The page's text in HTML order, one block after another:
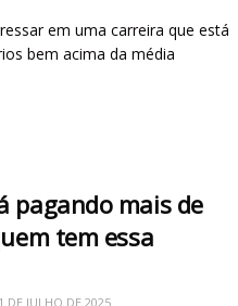
em uma carreira que está
bem acima da média
pagando mais de
tem essa
DE JULHO DE 2025